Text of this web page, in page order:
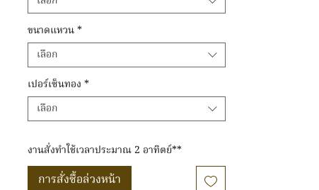
ขนาดแหวน*
เลือก
เปอร์เซ็นทอง *
เลือก
งานสั่งทำใช้เวลาประมาณ 2 อาทิตย์**
การสั่งซื้อล่วงหน้า